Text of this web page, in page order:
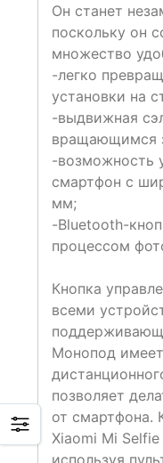
Он станет
поскольку он
множество
-легко
установки на
-выдвижная
вращающимся
-возможность
смартфон с
мм;
-Bluetooth-
процессом
Кнопка
всеми
Монопод
позволяет
от смартфона.
Xiaomi Mi